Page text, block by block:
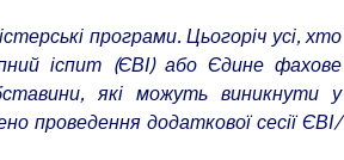
програми. Цьогоріч усі, хто
іспит (ЄВІ) або Єдине фахове
які можуть виникнути у
проведення додаткової сесії ЄВІ/